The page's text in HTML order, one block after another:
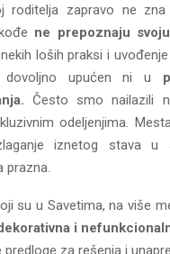
roditelja zapravo ne
ne prepoznaju svoju
loših praksi i
upućen ni u
Često smo nailazili
odeljenjima.
iznetog stava u
prazna.
su u Savetima, na više
i
za rešenja i